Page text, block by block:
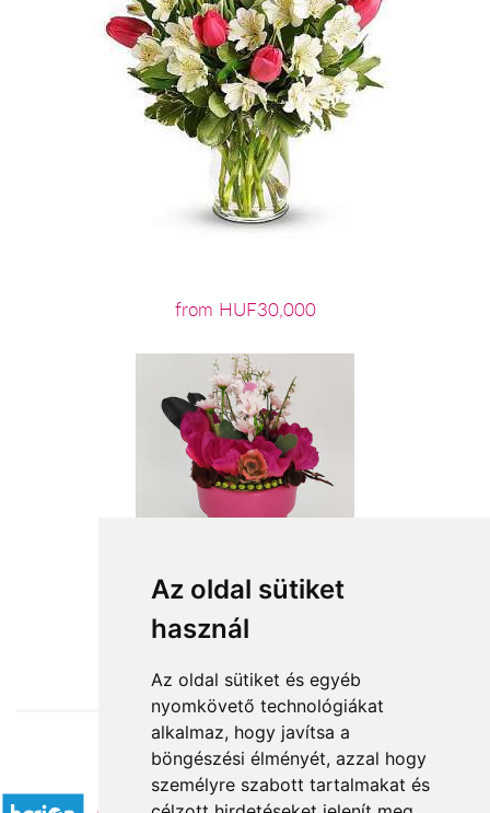
Az oldal sütiket
használ
Az oldal sütiket és egyéb
nyomkövető technológiákat
alkalmaz, hogy javítsa a
böngészési élményét, azzal hogy
személyre szabott tartalmakat és
from HUF30,000
from HUF14,000
Accepted payment methods